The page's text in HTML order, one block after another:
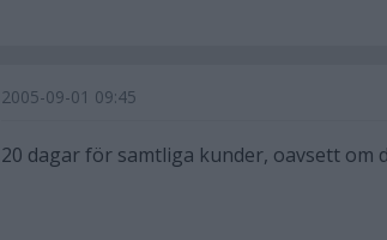
2005-09-01 09:45
20 dagar för samtliga kunder, oavsett om